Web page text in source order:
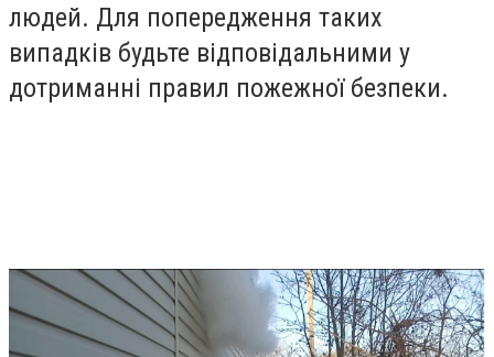
людей. Для попередження таких
випадків будьте відповідальними у
дотриманні правил пожежної безпеки.